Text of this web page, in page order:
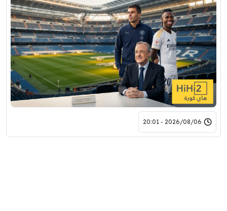
2026/08/06 - 20:01